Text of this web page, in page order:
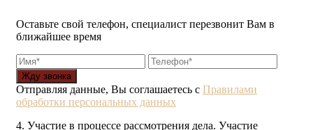
Оставьте свой телефон, специалист перезвонит Вам в
ближайшее время
Жду звонка
Отправляя данные, Вы соглашаетесь с Правилами
обработки персональных данных
4. Участие в процессе рассмотрения дела. Участие